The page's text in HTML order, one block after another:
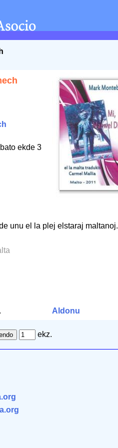
ekde 3
unu el la plej elstaraj maltanoj.
Aldonu
ekz.